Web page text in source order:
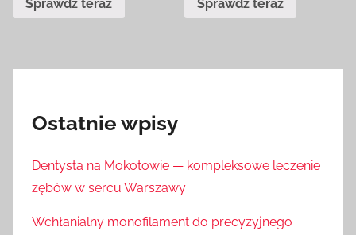
Sprawdź teraz Sprawdź teraz
Ostatnie wpisy
Dentysta na Mokotowie — kompleksowe leczenie
zębów w sercu Warszawy
Wchłanialny monofilament do precyzyjnego